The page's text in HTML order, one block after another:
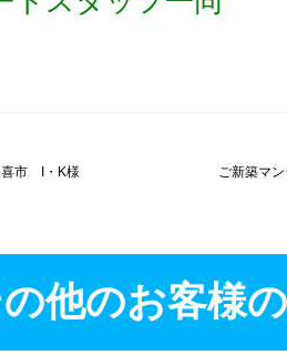
喜市 I・K様 ご新築マ
他のお客様